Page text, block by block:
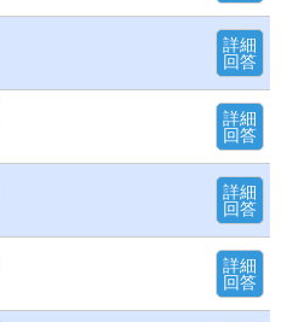
詳細
回答
詳細
回答
詳細
回答
詳細
回答